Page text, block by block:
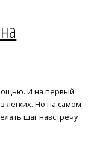
И на первый
легких. Но на самом
шаг навстречу